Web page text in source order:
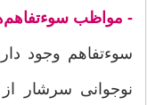
- مواظب
سوءتفاهم وجود
نوجوانی سرشار